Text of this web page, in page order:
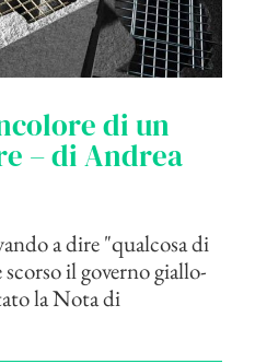
di un
– di Andrea
a dire "qualcosa di
il governo giallo-
la Nota di